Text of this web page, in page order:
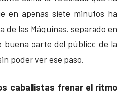
en apenas siete minutos ha
de las Máquinas, separado en
buena parte del público de la
poder ver ese paso.
caballistas frenar el ritmo